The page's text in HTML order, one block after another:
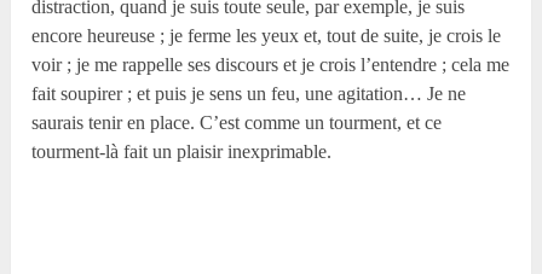
distraction, quand je suis toute seule, par exemple, je suis
encore heureuse ; je ferme les yeux et, tout de suite, je crois le
voir ; je me rappelle ses discours et je crois l’entendre ; cela me
fait soupirer ; et puis je sens un feu, une agitation… Je ne
saurais tenir en place. C’est comme un tourment, et ce
tourment-là fait un plaisir inexprimable.